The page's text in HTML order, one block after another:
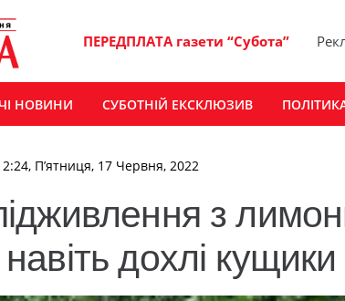
ПЕРЕДПЛАТА газети “Субота”
НОВИНИ СУБОТНІЙ ЕКСКЛЮЗИВ
П’ятниця, 17 Червня, 2022
з
дохлі кущики